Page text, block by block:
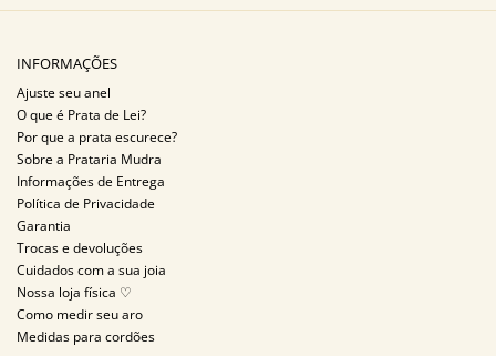
INFORMAÇÕES
Ajuste seu anel
O que é Prata de Lei?
Por que a prata escurece?
Sobre a Prataria Mudra
Informações de Entrega
Política de Privacidade
Garantia
Trocas e devoluções
Cuidados com a sua joia
Nossa loja física ♡
Como medir seu aro
Medidas para cordões